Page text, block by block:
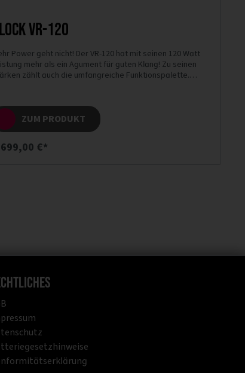
VR-120
Power geht nicht! Der VR-120 hat mit seinen 120 Watt
mehr als ein Agument für guten Klang! Zu seinen
zählt auch die umfangreiche Funktionspalette.
ZUM PRODUKT
€*